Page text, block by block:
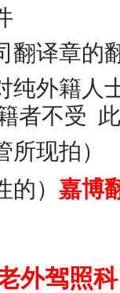
翻译章的
纯外籍人
者不受
现拍）
） 嘉博
外驾照